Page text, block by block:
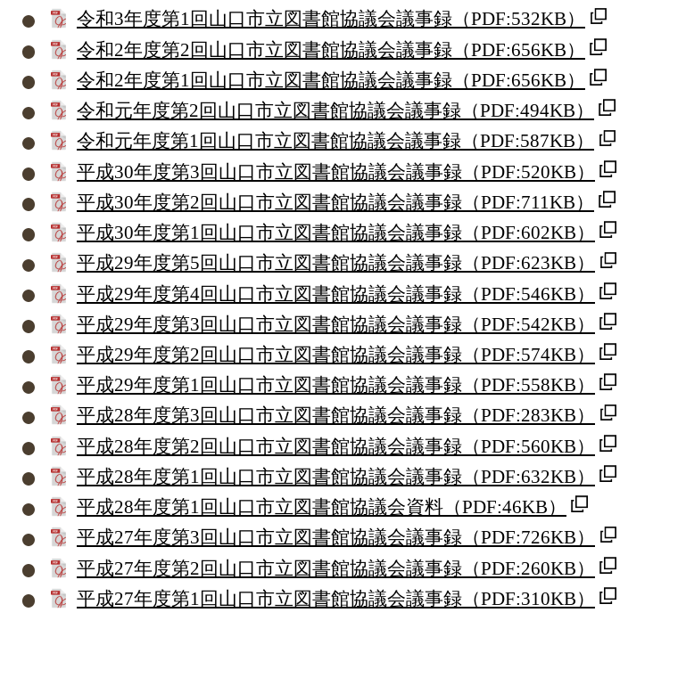
令和3年度第1回山口市立図書館協議会議事録（PDF:532KB）
令和2年度第2回山口市立図書館協議会議事録（PDF:656KB）
令和2年度第1回山口市立図書館協議会議事録（PDF:656KB）
令和元年度第2回山口市立図書館協議会議事録（PDF:494KB）
令和元年度第1回山口市立図書館協議会議事録（PDF:587KB）
平成30年度第3回山口市立図書館協議会議事録（PDF:520KB）
平成30年度第2回山口市立図書館協議会議事録（PDF:711KB）
平成30年度第1回山口市立図書館協議会議事録（PDF:602KB）
平成29年度第5回山口市立図書館協議会議事録（PDF:623KB）
平成29年度第4回山口市立図書館協議会議事録（PDF:546KB）
平成29年度第3回山口市立図書館協議会議事録（PDF:542KB）
平成29年度第2回山口市立図書館協議会議事録（PDF:574KB）
平成29年度第1回山口市立図書館協議会議事録（PDF:558KB）
平成28年度第3回山口市立図書館協議会議事録（PDF:283KB）
平成28年度第2回山口市立図書館協議会議事録（PDF:560KB）
平成28年度第1回山口市立図書館協議会議事録（PDF:632KB）
平成28年度第1回山口市立図書館協議会資料（PDF:46KB）
平成27年度第3回山口市立図書館協議会議事録（PDF:726KB）
平成27年度第2回山口市立図書館協議会議事録（PDF:260KB）
平成27年度第1回山口市立図書館協議会議事録（PDF:310KB）